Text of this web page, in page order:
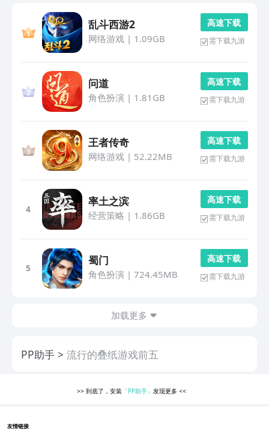
乱斗西游2
网络游戏| 1.09GB
高 速 下 载
需下载九游
问道
角色扮演 | 1.81GB
高 速 下 载
需下载九游
王者传奇
网络游戏| 52.22MB
高 速 下 载
需下载九游
4
率土之滨
经营策略 | 1.86GB
高 速 下 载
需下载九游
5
蜀门
角色扮演 | 724.45MB
高 速 下 载
需下载九游
加载更多
PP助手 流行的叠纸游戏前五
>> 到底了，安装 「PP助手」发现更多<<
友情链接